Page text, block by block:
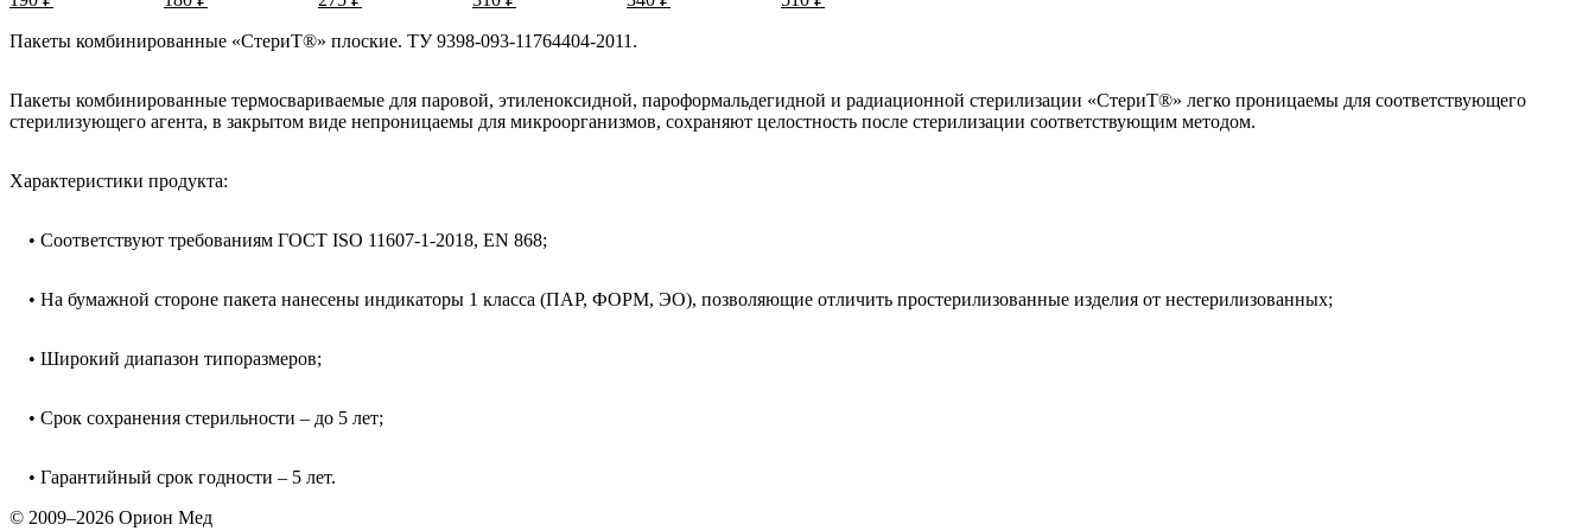
Пакеты комбинированные «СтериТ®» плоские. ТУ 9398-093-11764404-2011.
Пакеты комбинированные термосвариваемые для паровой, этиленоксидной, пароформальдегидной и радиационной стерилизации «СтериТ®» легко проницаемы для соответствующего
стерилизующего агента, в закрытом виде непроницаемы для микроорганизмов, сохраняют целостность после стерилизации соответствующим методом.
Характеристики продукта:
• Соответствуют требованиям ГОСТ ISO 11607-1-2018, EN 868;
• На бумажной стороне пакета нанесены индикаторы 1 класса (ПАР, ФОРМ, ЭО), позволяющие отличить простерилизованные изделия от нестерилизованных;
• Широкий диапазон типоразмеров;
• Срок сохранения стерильности – до 5 лет;
• Гарантийный срок годности – 5 лет.
© 2009–2026 Орион Мед